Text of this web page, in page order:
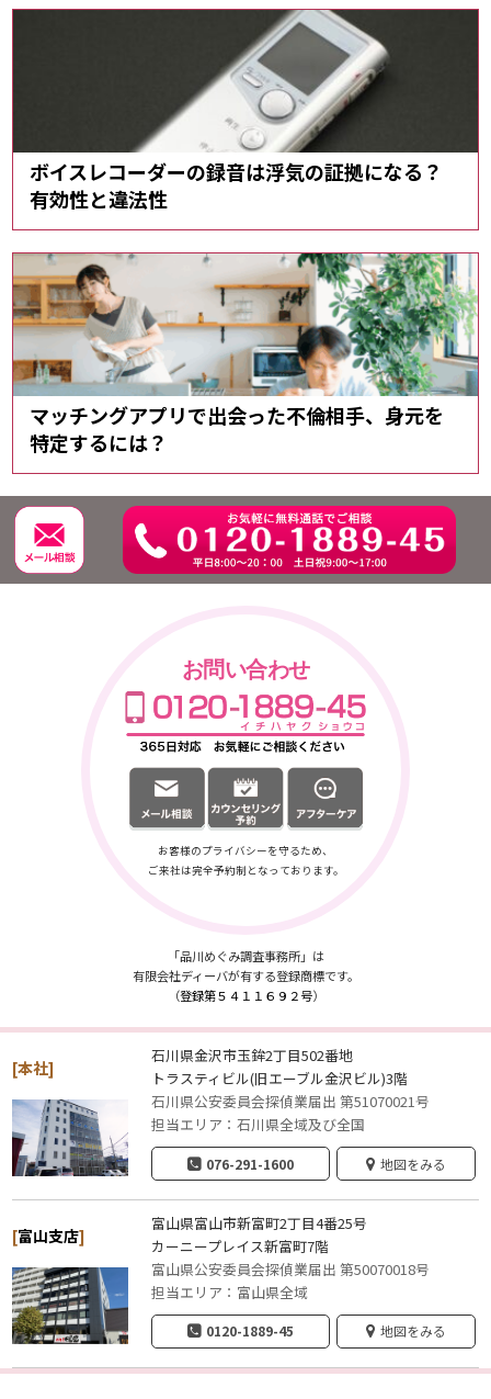
ボイスレコーダーの録音は浮気の証拠になる？
有効性と違法性
マッチングアプリで出会った不倫相手、身元を
特定するには？
お問い合わせ
お客様のプライバシーを守るため、
ご来社は完全予約制となっております。
「品川めぐみ調査事務所」は
有限会社ディーバが有する登録商標です。
（登録第５４１１６９２号）
[本社]
石川県金沢市玉鉾2丁目502番地
トラスティビル(旧エーブル金沢ビル)3階
石川県公安委員会探偵業届出 第51070021号
担当エリア：石川県全域及び全国
076-291-1600 地図をみる
[富山支店]
富山県富山市新富町2丁目4番25号
カーニープレイス新富町7階
富山県公安委員会探偵業届出 第50070018号
担当エリア：富山県全域
0120-1889-45 地図をみる